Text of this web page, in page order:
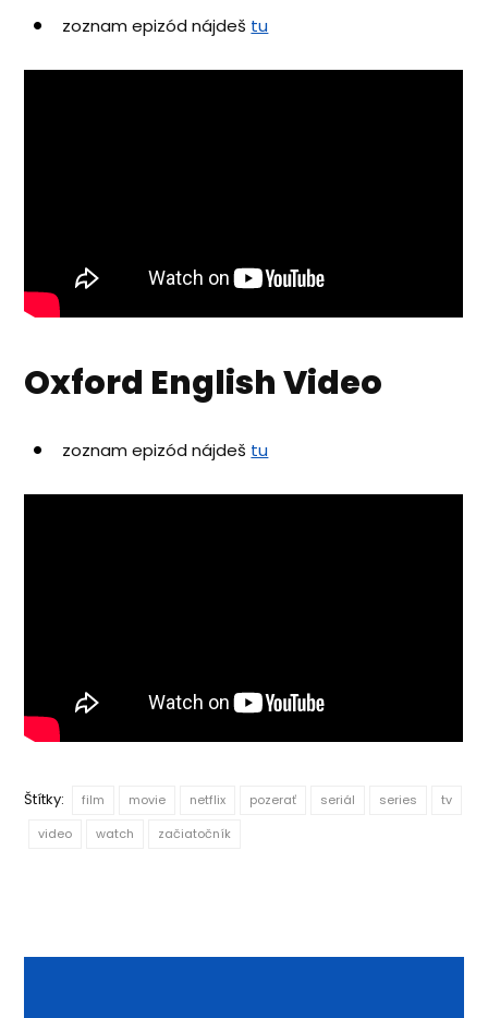
zoznam epizód nájdeš tu
Oxford English Video
zoznam epizód nájdeš tu
Štítky: film movie netflix pozerať seriál series
tv
video
watch začiatočník